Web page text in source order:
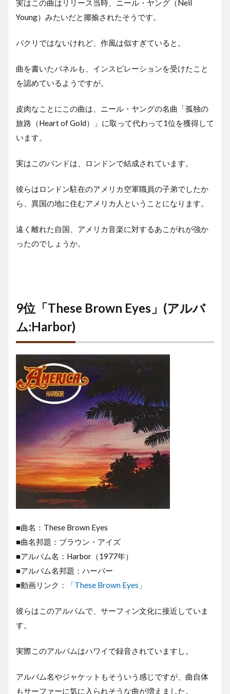
実はこの曲はリリース当時、ニール・ヤング（Neil
Young）みたいだと揶揄されたそうです。
パクリではないけれど、作風は似すぎていると。
曲を書いたバネルも、インスピレーションを受けたこと
を認めているようですが。
皮肉なことにこの曲は、ニール・ヤングの名曲「孤独の
旅路（Heart of Gold）」に取って代わって1位を獲得して
います。
実はこのバンドは、ロンドンで結成されています。
彼らはロンドン駐在のアメリカ空軍職員の子弟でしたか
ら、異国の地に住むアメリカ人ということになります。
遠く離れた自国、アメリカ音楽に対するあこがれが強か
ったのでしょうか。
9位「These Brown Eyes」(アルバ
ム:Harbor)
■曲名：These Brown Eyes
■曲名邦題：ブラウン・アイズ
■アルバム名：Harbor（1977年）
■アルバム名邦題：ハーバー
■動画リンク：
「These Brown Eyes」
彼らはこのアルバムで、サーフィン文化に接近していま
す。
実際このアルバムはハワイで録音されていますし。
アルバム名やジャケットもそういう感じですが、曲自体
もサーファーに気に入られそうな曲が増えました。